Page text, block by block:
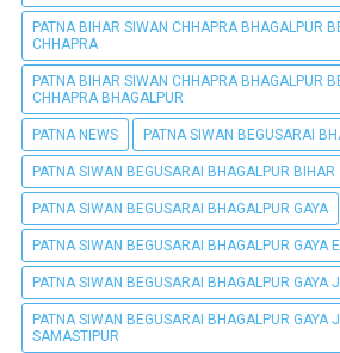
PATNA BIHAR SIWAN CHHAPRA BHAGALPUR
CHHAPRA
PATNA BIHAR SIWAN CHHAPRA BHAGALPUR
CHHAPRA BHAGALPUR
PATNA NEWS PATNA SIWAN BEGUSARAI
PATNA SIWAN BEGUSARAI BHAGALPUR BIHAR
PATNA SIWAN BEGUSARAI BHAGALPUR GAYA
PATNA SIWAN BEGUSARAI BHAGALPUR GAYA E
PATNA SIWAN BEGUSARAI BHAGALPUR GAYA
PATNA SIWAN BEGUSARAI BHAGALPUR GAYA
SAMASTIPUR